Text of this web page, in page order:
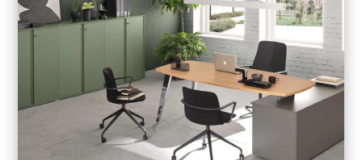
Vous rêvez d’un bureau design qui stimule la créativité et la
productivité ?
Un environnement de travail mal conçu peut affecter le bien-
être et la performance de vos employés.
Avec Arial Diffusion, habillez votre espace de travail de mobiliers
design, conçus et fabriqués en Europe pour un confort optimal.
Voir le catalogue ->